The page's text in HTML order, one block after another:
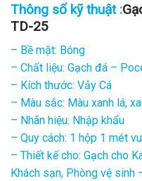
Thông số kỹ thuật :
TD-25
– Bề mặt: Bóng
– Chất liệu: Gạch đá –
– Kích thước: Vảy Cá
– Màu sắc: Màu xanh lá,
– Nhãn hiệu: Nhập khẩu
– Quy cách: 1 hộp 1 mét
– Thiết kế cho: Gạch cho
Khách sạn, Phòng vệ sinh